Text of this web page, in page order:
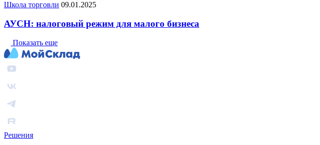
Школа торговли 09.01.2025
АУСН: налоговый режим для малого бизнеса
Показать еще
Решения